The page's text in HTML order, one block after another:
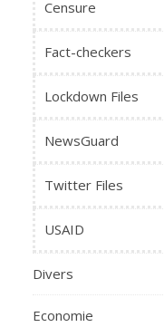
Censure
Fact-checkers
Lockdown Files
NewsGuard
Twitter Files
USAID
Divers
Economie